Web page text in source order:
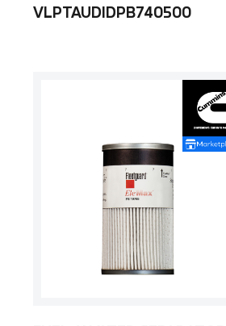
VLPTAUDIDPB740500